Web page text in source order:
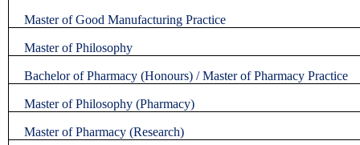
Master of Good Manufacturing Practice
Master of Philosophy
Bachelor of Pharmacy (Honours) / Master of Pharmacy Practice
Master of Philosophy (Pharmacy)
Master of Pharmacy (Research)